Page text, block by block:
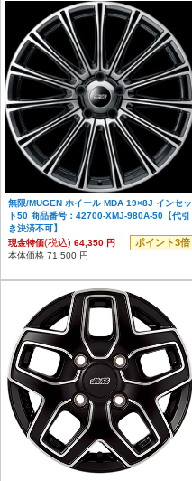
無限/MUGEN ホイール MDA 19×8J インセッ
ト50 商品番号：42700-XMJ-980A-50【代引
き決済不可】
現金特価(税込) 64,350 円 ポイント3倍
本体価格 71,500 円